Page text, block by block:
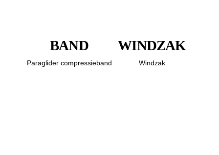
BAND
Paraglider compressieband
WINDZAK
Windzak